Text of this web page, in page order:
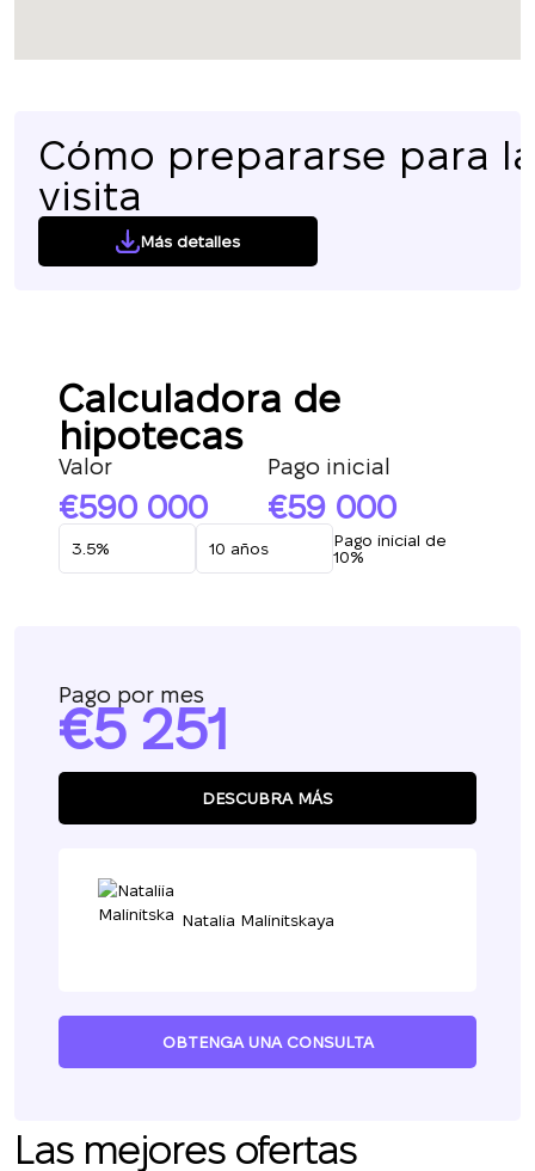
Cómo prepararse para la
visita
Más detalles
Calculadora de
hipotecas
Valor
590 000
Pago inicial
59 000
Pago inicial de
10%
Pago por mes
5 251
DESCUBRA MÁS
Natalia Malinitskaya
OBTENGA UNA CONSULTA
Las mejores ofertas